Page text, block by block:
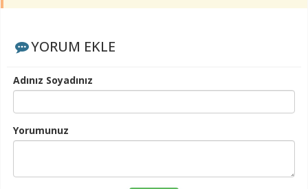
YORUM EKLE
Adınız Soyadınız
Yorumunuz